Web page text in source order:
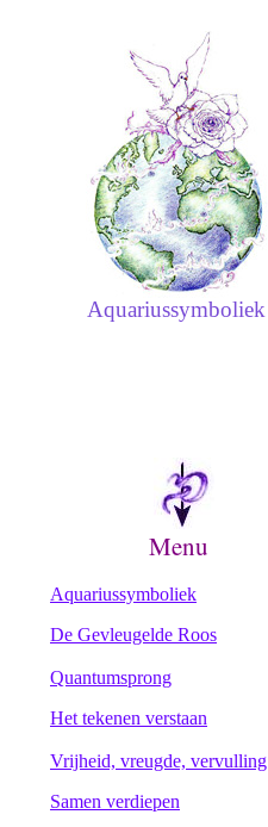
Aquariussymboliek
Menu
Aquariussymboliek
De Gevleugelde Roos
Vrijheid, vreugde, vervulling
Het tekenen verstaan
Quantumsprong
Samen verdiepen